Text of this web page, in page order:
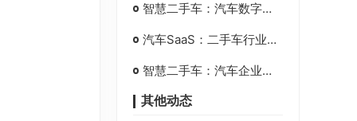
智慧二手车：汽车数字化营销助力汽车企业解决营销难题
汽车SaaS：二手车行业数字化转型必备神器-智慧二手车
智慧二手车：汽车企业数字化转型困难有何解决办法-丰车
其他动态